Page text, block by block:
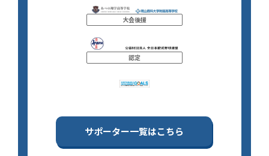
大会後援
認定
サポーター一覧はこちら